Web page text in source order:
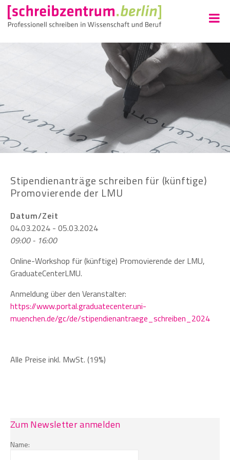
Stipendienanträge schreiben für (künftige)
Promovierende der LMU
Datum/Zeit
04.03.2024 - 05.03.2024
09:00 - 16:00
Online-Workshop für (künftige) Promovierende der LMU,
GraduateCenterLMU.
Anmeldung über den Veranstalter:
https://www.portal.graduatecenter.uni-
muenchen.de/gc/de/stipendienantraege_schreiben_2024
Alle Preise inkl. MwSt. (19%)
Zum Newsletter anmelden
Name: